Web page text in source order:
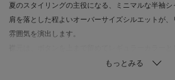
夏のスタイリングの主役になる、ミニマルな半袖シ
肩を落とした程よいオーバーサイズシルエットが
雰囲気を演出します。
第一ボタンを外してオープンカラー（開襟）のよう